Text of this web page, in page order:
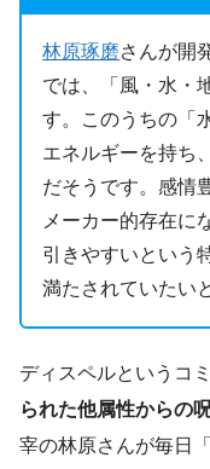
林原琢磨さんが開
では、「風・水・
す。このうちの「
エネルギーを持ち
だそうです。感情
メーカー的存在に
引きやすいという
満たされていたい
ディスペルというコ
られた他属性からの
宰の林原さんが毎日